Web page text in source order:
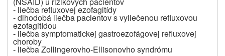
- liečba refluxovej ezofagitídy
- dlhodobá liečba pacientov s vyliečenou refluxovou
ezofagitídou
- liečba symptomatickej gastroezofágovej refluxovej
choroby
- liečba Zollingerovho-Ellisonovho syndrómu